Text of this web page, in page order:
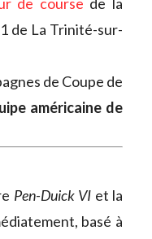
de La Trinité-sur-
de Coupe de
américaine de
Pen-Duick VI et la
basé à